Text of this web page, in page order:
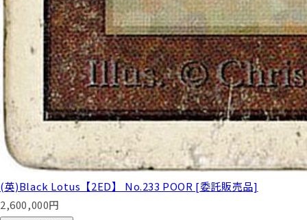
(英)Black Lotus【2ED】 No.233 POOR [委託販売品]
2,600,000円